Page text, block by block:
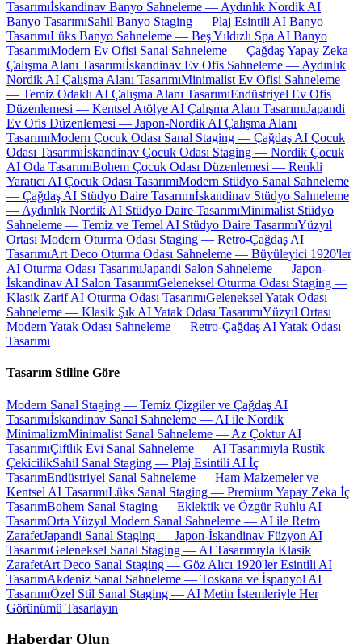
Tasarımıİskandinav Banyo Sahneleme — Aydınlık Nordik AI
Banyo TasarımıSahil Banyo Staging — Plaj Esintili AI Banyo
TasarımıLüks Banyo Sahneleme — Beş Yıldızlı Spa AI Banyo
TasarımıModern Ev Ofisi Sanal Sahneleme — Çağdaş Yapay Zeka
Çalışma Alanı Tasarımıİskandinav Ev Ofis Sahneleme — Aydınlık
Nordik AI Çalışma Alanı TasarımıMinimalist Ev Ofisi Sahneleme
— Temiz Odaklı AI Çalışma Alanı TasarımıEndüstriyel Ev Ofis
Düzenlemesi — Kentsel Atölye AI Çalışma Alanı TasarımıJapandi
Ev Ofis Düzenlemesi — Japon-Nordik AI Çalışma Alanı
TasarımıModern Çocuk Odası Sanal Staging — Çağdaş AI Çocuk
Odası Tasarımıİskandinav Çocuk Odası Staging — Nordik Çocuk
AI Oda TasarımıBohem Çocuk Odası Düzenlemesi — Renkli
Yaratıcı AI Çocuk Odası TasarımıModern Stüdyo Sanal Sahneleme
— Çağdaş AI Stüdyo Daire Tasarımıİskandinav Stüdyo Sahneleme
— Aydınlık Nordik AI Stüdyo Daire TasarımıMinimalist Stüdyo
Sahneleme — Temiz ve Temel AI Stüdyo Daire TasarımıYüzyıl
Ortası Modern Oturma Odası Staging — Retro-Çağdaş AI
TasarımıArt Deco Oturma Odası Sahneleme — Büyüleyici 1920'ler
AI Oturma Odası TasarımıJapandi Salon Sahneleme — Japon-
İskandinav AI Salon TasarımıGeleneksel Oturma Odası Staging —
Klasik Zarif AI Oturma Odası TasarımıGeleneksel Yatak Odası
Sahneleme — Klasik Şık AI Yatak Odası TasarımıYüzyıl Ortası
Modern Yatak Odası Sahneleme — Retro-Çağdaş AI Yatak Odası
Tasarımı
Tasarım Stiline Göre
Modern Sanal Staging — Temiz Çizgiler ve Çağdaş AI
Tasarımıİskandinav Sanal Sahneleme — AI ile Nordik
MinimalizmMinimalist Sanal Sahneleme — Az Çoktur AI
TasarımıÇiftlik Evi Sanal Sahneleme — AI Tasarımıyla Rustik
ÇekicilikSahil Sanal Staging — Plaj Esintili AI İç
TasarımEndüstriyel Sanal Sahneleme — Ham Malzemeler ve
Kentsel AI TasarımıLüks Sanal Staging — Premium Yapay Zeka İç
TasarımBohem Sanal Staging — Eklektik ve Özgür Ruhlu AI
TasarımOrta Yüzyıl Modern Sanal Sahneleme — AI ile Retro
ZarafetJapandi Sanal Staging — Japon-İskandinav Füzyon AI
TasarımıGeleneksel Sanal Staging — AI Tasarımıyla Klasik
ZarafetArt Deco Sanal Staging — Göz Alıcı 1920'ler Esintili AI
TasarımAkdeniz Sanal Sahneleme — Toskana ve İspanyol AI
TasarımıÖzel Stil Sanal Staging — AI Metin İstemleriyle Her
Görünümü Tasarlayın
Haberdar Olun